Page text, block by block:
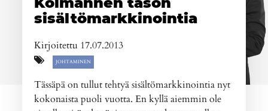
sisältömarkkinointia
Kirjoitettu 17.07.2013
JOHTAMINEN
Tässäpä on tullut tehtyä sisältömarkkinointia nyt
kokonaista puoli vuotta. En kyllä aiemmin ole